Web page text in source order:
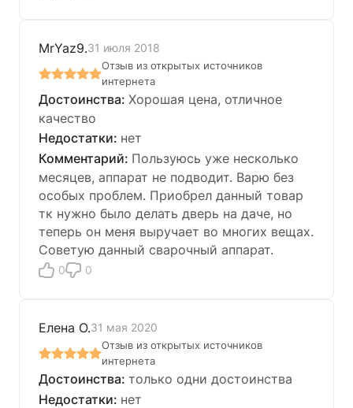
MrYaz9.31 июля 2018
Отзыв из открытых источников
интернета
Хорошая цена, отличное
качество
нет
Пользуюсь уже несколько
месяцев, аппарат не подводит. Варю без
особых проблем. Приобрел данный товар
тк нужно было делать дверь на даче, но
теперь он меня выручает во многих вещах.
Советую данный сварочный аппарат.
0 0
Елена О.31 мая 2020
Отзыв из открытых источников
интернета
только одни достоинства
нет